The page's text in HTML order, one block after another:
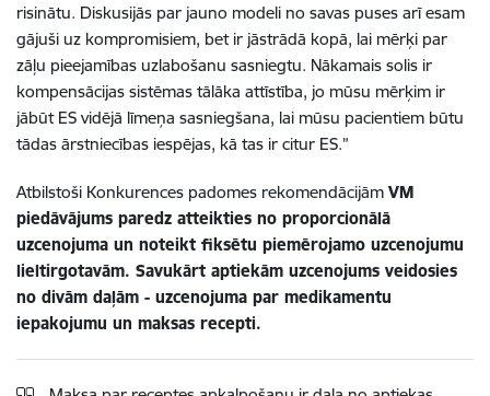
risinātu. Diskusijās par jauno modeli no savas puses arī esam
gājuši uz kompromisiem, bet ir jāstrādā kopā, lai mērķi par
zāļu pieejamības uzlabošanu sasniegtu. Nākamais solis ir
kompensācijas sistēmas tālāka attīstība, jo mūsu mērķim ir
jābūt ES vidējā līmeņa sasniegšana, lai mūsu pacientiem būtu
tādas ārstniecības iespējas, kā tas ir citur ES.”
Atbilstoši Konkurences padomes rekomendācijām VM
piedāvājums paredz atteikties no proporcionālā
uzcenojuma un noteikt fiksētu piemērojamo uzcenojumu
lieltirgotavām. Savukārt aptiekām uzcenojums veidosies
no divām daļām - uzcenojuma par medikamentu
iepakojumu un maksas recepti.